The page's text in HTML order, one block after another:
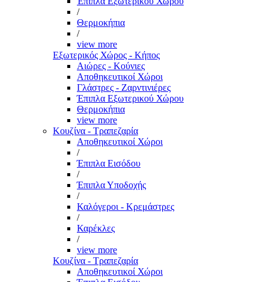
/
Θερμοκήπια
/
view more
Εξωτερικός Χώρος - Κήπος
Αιώρες - Κούνιες
Αποθηκευτικοί Χώροι
Γλάστρες - Ζαρντινιέρες
Έπιπλα Εξωτερικού Χώρου
Θερμοκήπια
view more
Κουζίνα - Τραπεζαρία
Αποθηκευτικοί Χώροι
/
Έπιπλα Εισόδου
/
Έπιπλα Υποδοχής
/
Καλόγεροι - Κρεμάστρες
/
Καρέκλες
/
view more
Κουζίνα - Τραπεζαρία
Αποθηκευτικοί Χώροι